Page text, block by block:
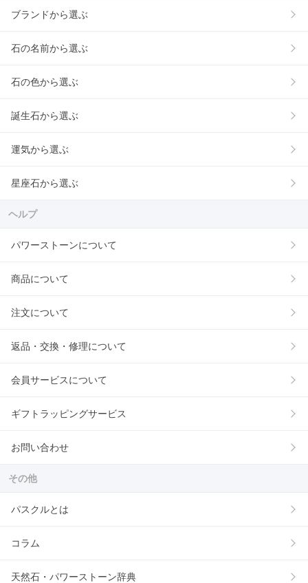
ブランドから選ぶ
石の名前から選ぶ
石の色から選ぶ
誕生石から選ぶ
運気から選ぶ
星座石から選ぶ
ヘルプ
パワーストーンについて
商品について
注文について
返品・交換・修理について
会員サービスについて
ギフトラッピングサービス
お問い合わせ
その他
パスクルとは
コラム
天然石・パワーストーン辞典